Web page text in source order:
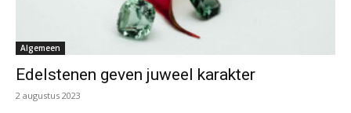
Algemeen
Edelstenen geven juweel karakter
2 augustus 2023